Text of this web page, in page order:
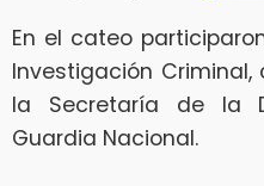
En el cateo
Investigación
la Secretaría de la
Guardia Nacional.